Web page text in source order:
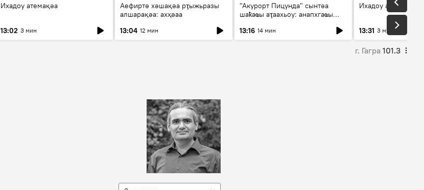
Ихадоу атемақәа
13:02 3 мин
Аефиртә хәшақәа рҭыжьразы
алшарақәа: ахҳәаа
13:04 12 мин
"Акурорт Пицунда" сынтәа
шаҟаҩы аҭаахьоу: анапхгаҩы
13:16 14 мин
Ихадоу атемақәа
13:31 3 мин
г. Гагра 101.3